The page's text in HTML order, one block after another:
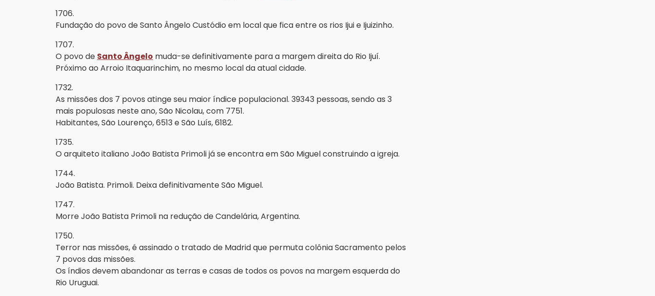
1706.
Fundação do povo de Santo Ângelo Custódio em local que fica entre os rios Ijui e Ijuizinho.
1707.
O povo de Santo Ângelo muda-se definitivamente para a margem direita do Rio Ijuí.
Próximo ao Arroio Itaquarinchim, no mesmo local da atual cidade.
1732.
As missões dos 7 povos atinge seu maior índice populacional. 39343 pessoas, sendo as 3
mais populosas neste ano, São Nicolau, com 7751.
Habitantes, São Lourenço, 6513 e São Luís, 6182.
1735.
O arquiteto italiano João Batista Primoli já se encontra em São Miguel construindo a igreja.
1744.
João Batista. Primoli. Deixa definitivamente São Miguel.
1747.
Morre João Batista Primoli na redução de Candelária, Argentina.
1750.
Terror nas missões, é assinado o tratado de Madrid que permuta colônia Sacramento pelos
7 povos das missões.
Os índios devem abandonar as terras e casas de todos os povos na margem esquerda do
Rio Uruguai.